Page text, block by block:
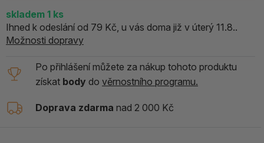
skladem 1 ks
Ihned k odeslání od 79 Kč, u vás doma již v úterý 11.8..
Možnosti dopravy
Po přihlášení můžete za nákup tohoto produktu
získat body do věrnostního programu.
Doprava zdarma nad 2 000 Kč